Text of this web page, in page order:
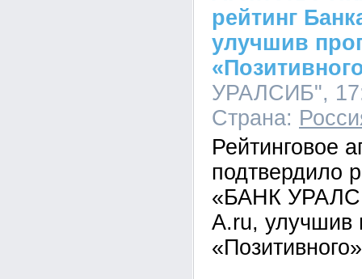
рейтинг
улучшив
УРАЛСИБ",
Страна:
Рейтинговое
подтвердило
«БАНК
A.ru, улучшив